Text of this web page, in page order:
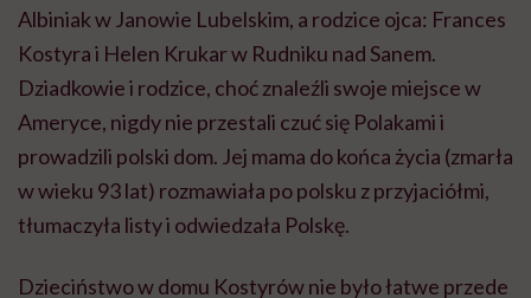
Albiniak w Janowie Lubelskim, a rodzice ojca: Frances
Kostyra i Helen Krukar w Rudniku nad Sanem.
Dziadkowie i rodzice, choć znaleźli swoje miejsce w
Ameryce, nigdy nie przestali czuć się Polakami i
prowadzili polski dom. Jej mama do końca życia (zmarła
w wieku 93 lat) rozmawiała po polsku z przyjaciółmi,
tłumaczyła listy i odwiedzała Polskę.
Dzieciństwo w domu Kostyrów nie było łatwe przede